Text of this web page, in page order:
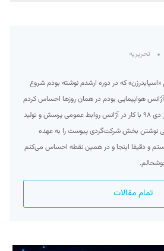
تحریریه
که در دوره ارشدم نوشته بودم شروع
سال کارمند آژانس هواپیمایی بودم در همان روزها احساس کردم
چقدر نوشتن را دوست دارم. از دی ۹۸ با کار در آژانس روابط عمومی پرسش و تولید
نوشتن بخش شرکت‌گردی پیوست را به عهده
و دقیقا اینجا و در همین نقطه احساس می‌کنم
تمام مقالات